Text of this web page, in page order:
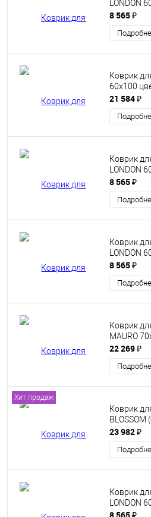
LONDON
8 565 ₽
Коврик
60х100
21 584 ₽
Коврик
LONDON
8 565 ₽
Коврик
LONDON
8 565 ₽
Коврик
MAURO
22 269 ₽
Хит продаж
Коврик
23 982 ₽
Коврик
LONDON